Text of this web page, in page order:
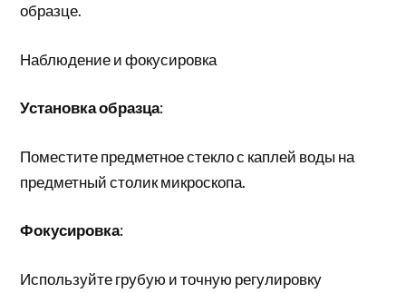
образце.
Наблюдение и фокусировка
Установка образца:
Поместите предметное стекло с каплей воды на
предметный столик микроскопа.
Фокусировка:
Используйте грубую и точную регулировку